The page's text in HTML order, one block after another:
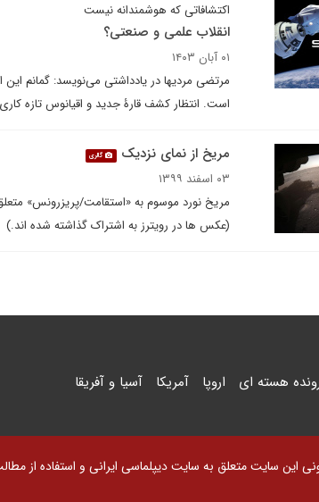
اکتشافاتی که هوشمندانه نیست
انقلاب علمی و صنعتی؟
۰۱ آبان ۱۴۰۳
مرتضی مردیها در یادداشتی می‌نویسد: گمانم
است. انتظار کشف قارۀ جدید و اقیانوس تازه
مریخ از نمای نزدیک گالری
۰۳ اسفند ۱۳۹۹
مریخ نورد موسوم به «استقامت/پریزرونس»
(عکس ها در رویترز به اشتراک گذاشته شده اند.)
هسته ای اروپا آمریکا آسیا و آفریقا
این سایت متعلق به سایت دیپلماسی ایرانی و استفاده از